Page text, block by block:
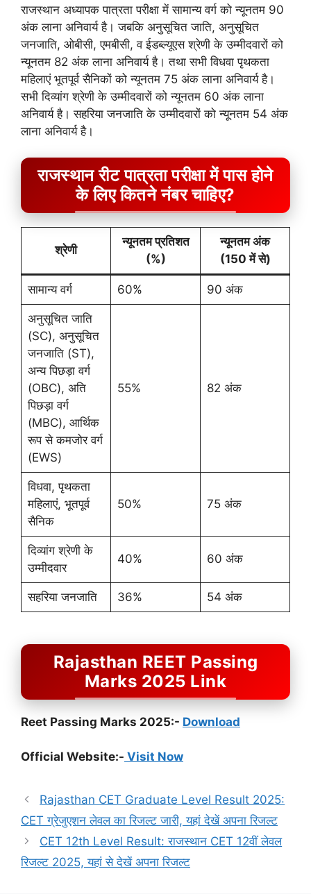
राजस्थान अध्यापक पात्रता परीक्षा में सामान्य वर्ग को न्यूनतम 90
अंक लाना अनिवार्य है। जबकि अनुसूचित जाति, अनुसूचित
जनजाति, ओबीसी, एमबीसी, व ईडब्ल्यूएस श्रेणी के उम्मीदवारों को
न्यूनतम 82 अंक लाना अनिवार्य है। तथा सभी विधवा पृथकता
महिलाएं भूतपूर्व सैनिकों को न्यूनतम 75 अंक लाना अनिवार्य है।
सभी दिव्यांग श्रेणी के उम्मीदवारों को न्यूनतम 60 अंक लाना
अनिवार्य है। सहरिया जनजाति के उम्मीदवारों को न्यूनतम 54 अंक
लाना अनिवार्य है।
राजस्थान रीट पात्रता परीक्षा में पास होने
के लिए कितने नंबर चाहिए?
श्रेणी
न्यूनतम प्रतिशत
(%)
न्यूनतम अंक
(150 में से)
सामान्य वर्ग 60% 90 अंक
अनुसूचित जाति
(SC), अनुसूचित
जनजाति (ST),
अन्य पिछड़ा वर्ग
(OBC), अति
पिछड़ा वर्ग
(MBC), आर्थिक
रूप से कमजोर वर्ग
(EWS)
55% 82 अंक
विधवा, पृथकता
महिलाएं, भूतपूर्व
सैनिक
50% 75 अंक
दिव्यांग श्रेणी के
उम्मीदवार
40% 60 अंक
सहरिया जनजाति 36% 54 अंक
Rajasthan REET Passing
Marks 2025 Link
Reet Passing Marks 2025:- Download
Official Website:- Visit Now
Rajasthan CET Graduate Level Result 2025:
CET ग्रेजुएशन लेवल का रिजल्ट जारी, यहां देखें अपना रिजल्ट
CET 12th Level Result: राजस्थान CET 12वीं लेवल
रिजल्ट 2025, यहां से देखें अपना रिजल्ट